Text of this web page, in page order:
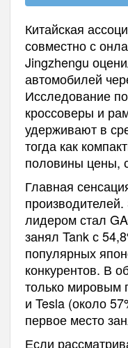
Китайская
совместно с
Jingzhengu
автомобилей
Исследование
кроссоверы и
удерживают в
тогда как
половины цены,
Главная
лидером стал
занял Tank с
популярных
конкурентов. В
только мировым
и Tesla (около
первое место
Если